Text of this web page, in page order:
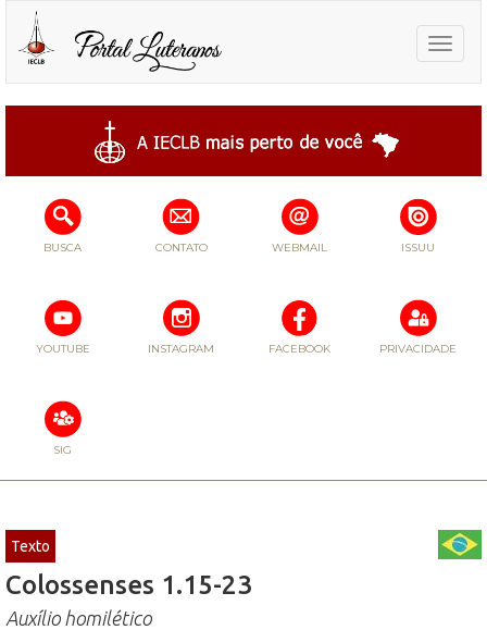
Toggle
BUSCA CONTATO WEBMAIL ISSUU
YOUTUBE INSTAGRAM FACEBOOK PRIVACIDADE
SIG
Texto
Colossenses 1.15-23
Auxílio homilético